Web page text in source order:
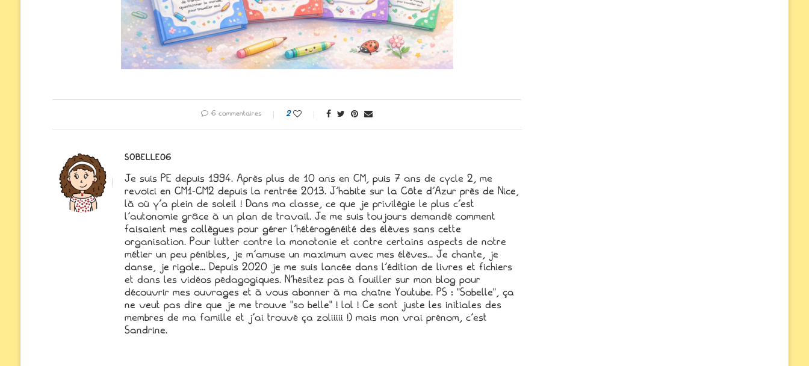
6 commentaires 2
SOBELLE06
Je suis PE depuis 1994. Après plus de 10 ans en CM, puis 7 ans de cycle 2, me
revoici en CM1-CM2 depuis la rentrée 2013. J'habite sur la Côte d'Azur près de Nice,
là où y'a plein de soleil ! Dans ma classe, ce que je privilégie le plus c'est
l'autonomie grâce à un plan de travail. Je me suis toujours demandé comment
faisaient mes collègues pour gérer l'hétérogénéité des élèves sans cette
organisation. Pour lutter contre la monotonie et contre certains aspects de notre
métier un peu pénibles, je m'amuse un maximum avec mes élèves... Je chante, je
danse, je rigole... Depuis 2020 je me suis lancée dans l'édition de livres et fichiers
et dans les vidéos pédagogiques. N'hésitez pas à fouiller sur mon blog pour
découvrir mes ouvrages et à vous abonner à ma chaîne Youtube. PS : "Sobelle", ça
ne veut pas dire que je me trouve "so belle" ! lol ! Ce sont juste les initiales des
membres de ma famille et j'ai trouvé ça zoliiiii !) mais mon vrai prénom, c'est
Sandrine.